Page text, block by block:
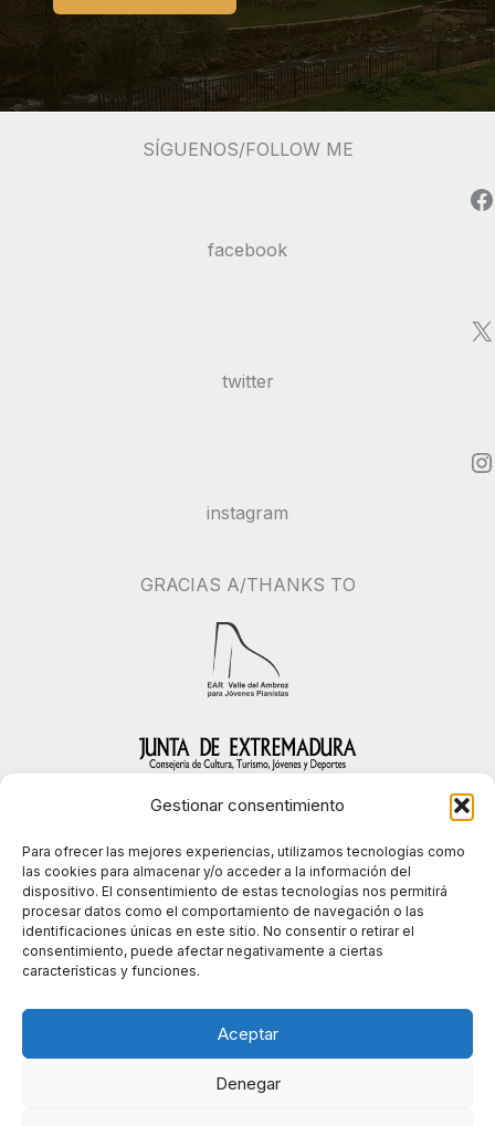
Gestionar consentimiento
Para ofrecer las mejores experiencias, utilizamos tecnologías como
las cookies para almacenar y/o acceder a la información del
dispositivo. El consentimiento de estas tecnologías nos permitirá
procesar datos como el comportamiento de navegación o las
identificaciones únicas en este sitio. No consentir o retirar el
consentimiento, puede afectar negativamente a ciertas
características y funciones.
Aceptar
Denegar
SÍGUENOS/FOLLOW ME
Facebook
facebook
X
twitter
Instagram
instagram
GRACIAS A/THANKS TO
Política de privacidad
Política de cookies (UE)
Contacto